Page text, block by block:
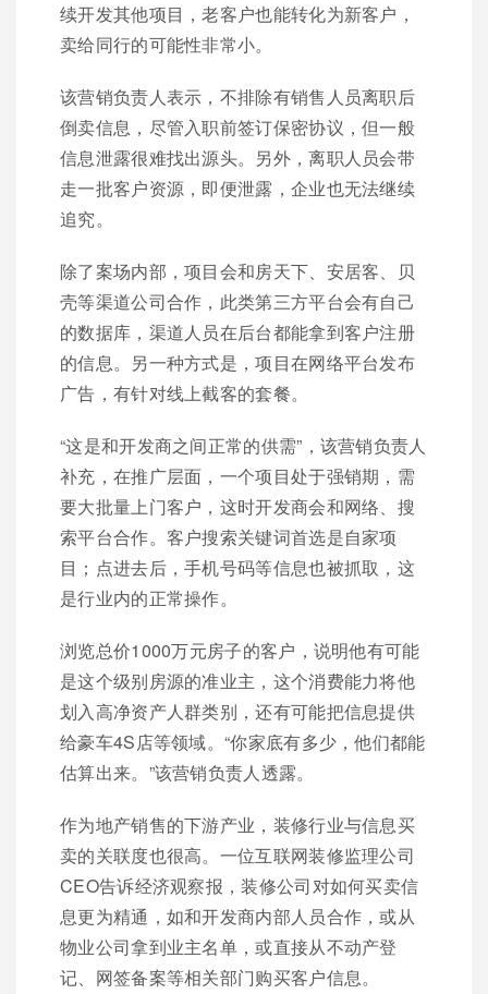
续开发其他项目，老客户也能转化为新客户，
卖给同行的可能性非常小。
该营销负责人表示，不排除有销售人员离职后
倒卖信息，尽管入职前签订保密协议，但一般
信息泄露很难找出源头。另外，离职人员会带
走一批客户资源，即便泄露，企业也无法继续
追究。
除了案场内部，项目会和房天下、安居客、贝
壳等渠道公司合作，此类第三方平台会有自己
的数据库，渠道人员在后台都能拿到客户注册
的信息。另一种方式是，项目在网络平台发布
广告，有针对线上截客的套餐。
“这是和开发商之间正常的供需”，该营销负责人
补充，在推广层面，一个项目处于强销期，需
要大批量上门客户，这时开发商会和网络、搜
索平台合作。客户搜索关键词首选是自家项
目；点进去后，手机号码等信息也被抓取，这
是行业内的正常操作。
浏览总价1000万元房子的客户，说明他有可能
是这个级别房源的准业主，这个消费能力将他
划入高净资产人群类别，还有可能把信息提供
给豪车4S店等领域。“你家底有多少，他们都能
估算出来。”该营销负责人透露。
作为地产销售的下游产业，装修行业与信息买
卖的关联度也很高。一位互联网装修监理公司
CEO告诉经济观察报，装修公司对如何买卖信
息更为精通，如和开发商内部人员合作，或从
物业公司拿到业主名单，或直接从不动产登
记、网签备案等相关部门购买客户信息。